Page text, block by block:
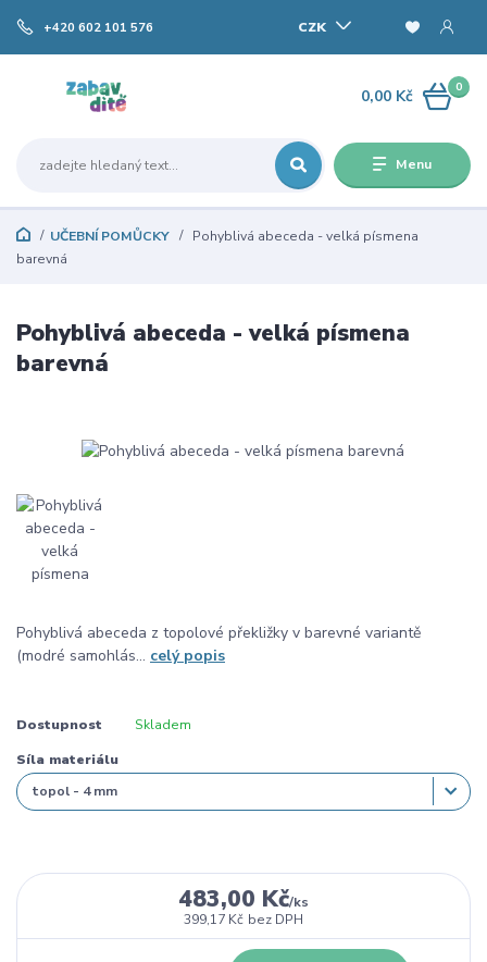
Menu
CZK
+420 602 101 576
0
0,00 Kč
UČEBNÍ POMŮCKY
Pohyblivá abeceda - velká písmena
barevná
Pohyblivá abeceda - velká písmena
barevná
Pohyblivá abeceda z topolové překližky v barevné variantě
(modré samohlás... celý popis
Dostupnost Skladem
Síla materiálu
483,00 Kč/ks
399,17 Kč bez DPH